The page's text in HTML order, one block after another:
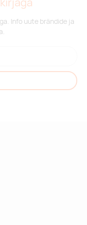
Info uute brändide ja